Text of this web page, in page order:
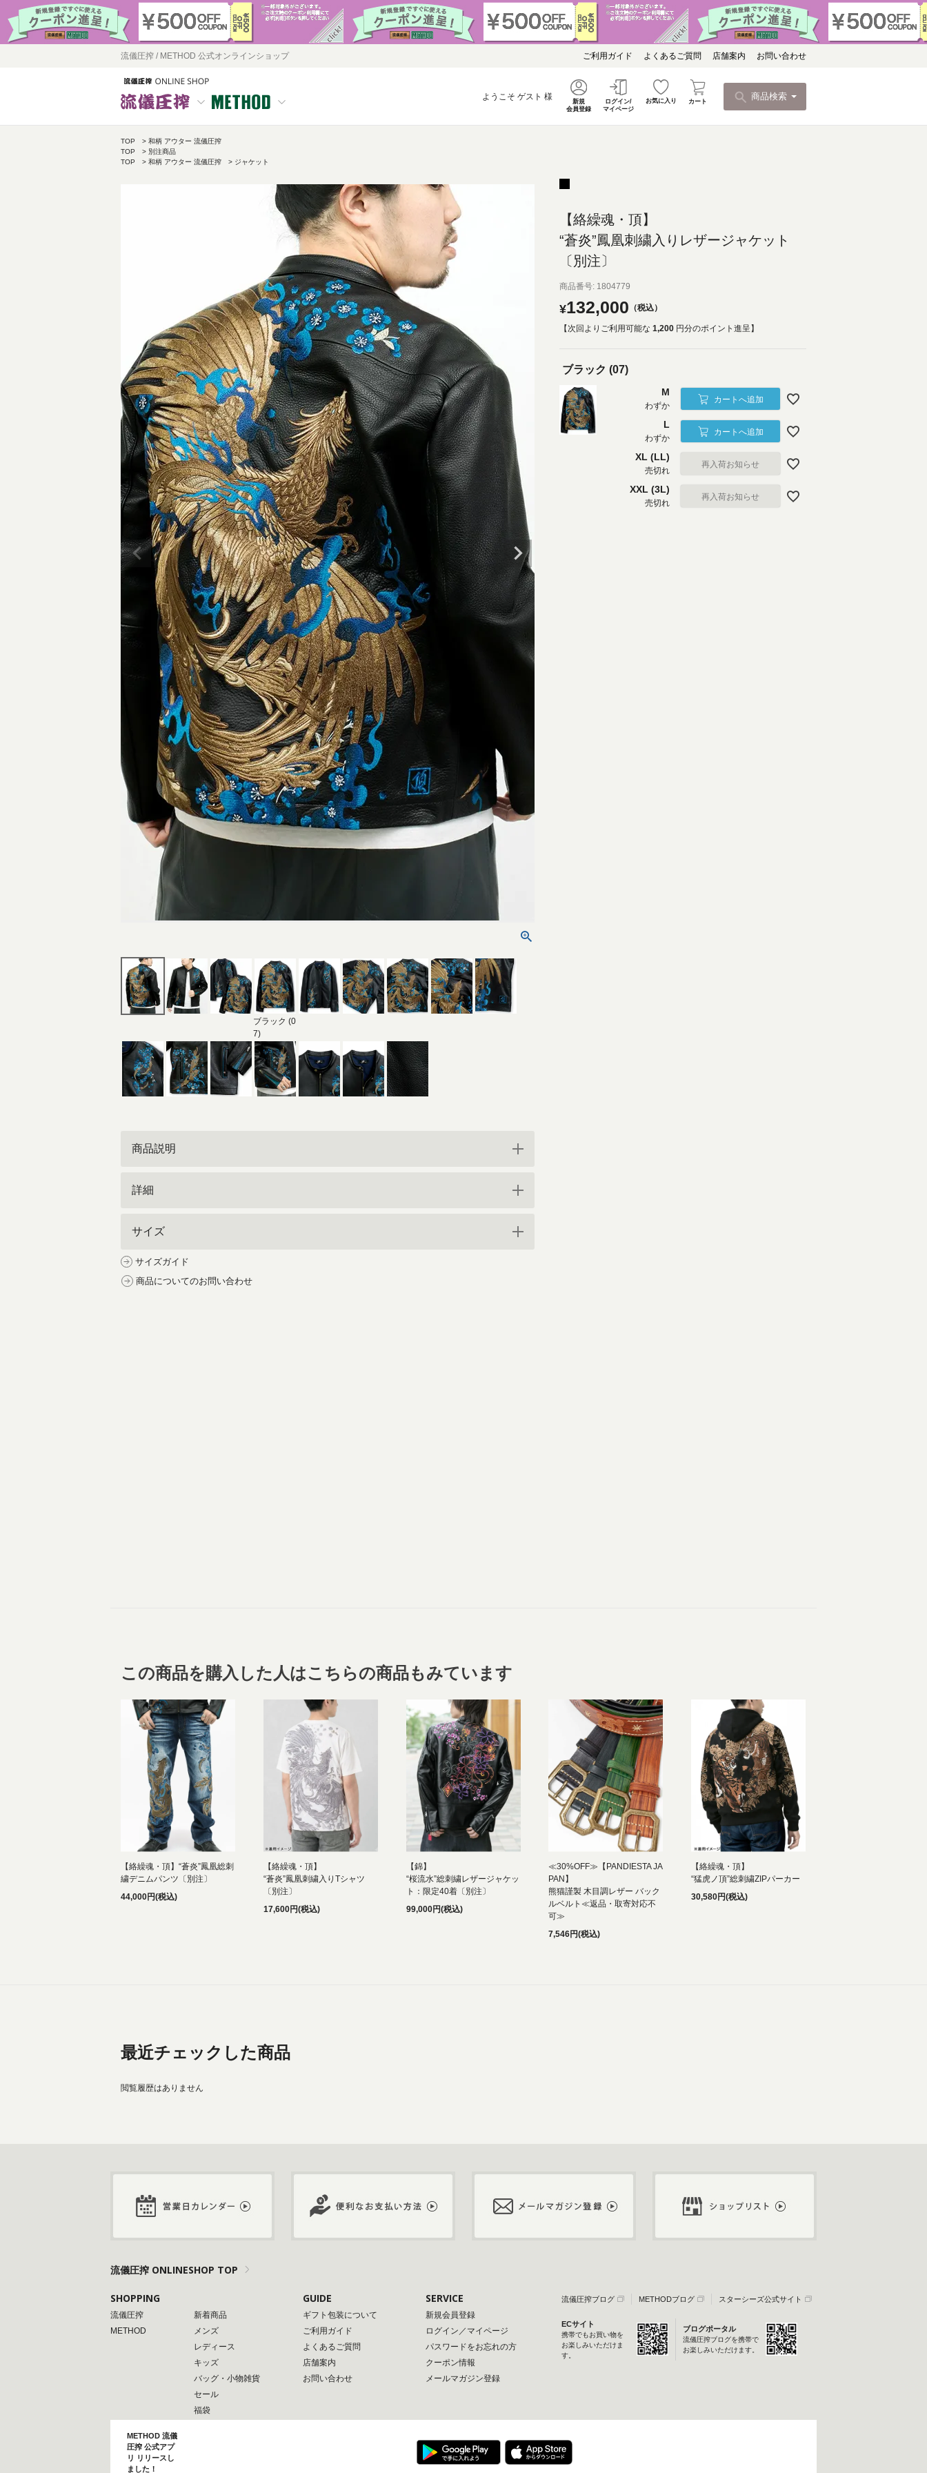
流儀圧搾 / METHOD 公式オンラインショップ ご利用ガイド よくあるご質問 店舗案内 お問い合わせ
ようこそ ゲスト 様
新規
会員登録
ログイン/
マイページ
お気に入り カート 商品検索
TOP
和柄 アウター 流儀圧搾
TOP
別注商品
TOP
和柄 アウター 流儀圧搾 ジャケット
ブラック (0
7)
【絡繰魂・頂】
“蒼炎”鳳凰刺繍入りレザージャケット
〔別注〕
商品番号 1804779
¥132,000 税込
【次回よりご利用可能な 1,200 円分のポイント進呈】
ブラック (07)
M
わずか
カートへ追加
L
わずか
カートへ追加
XL (LL)
売切れ
再入荷お知らせ
XXL (3L)
売切れ
再入荷お知らせ
商品説明
詳細
サイズ
サイズガイド
商品についてのお問い合わせ
この商品を購入した人はこちらの商品もみています
【絡繰魂・頂】“蒼炎”鳳凰総刺
繍デニムパンツ〔別注〕
44,000円(税込)
【絡繰魂・頂】
“蒼炎”鳳凰刺繍入りTシャツ
〔別注〕
17,600円(税込)
【錦】
“桜流水”総刺繍レザージャケッ
ト：限定40着〔別注〕
99,000円(税込)
≪30%OFF≫【PANDIESTA JA
PAN】
熊猫謹製 木目調レザー バック
ルベルト≪返品・取寄対応不
可≫
7,546円(税込)
【絡繰魂・頂】
“猛虎ノ頂”総刺繍ZIPパーカー
30,580円(税込)
最近チェックした商品
閲覧履歴はありません
流儀圧搾 ONLINESHOP TOP
SHOPPING
流儀圧搾
METHOD
新着商品
メンズ
レディース
キッズ
バッグ・小物雑貨
セール
福袋
GUIDE
ギフト包装について
ご利用ガイド
よくあるご質問
店舗案内
お問い合わせ
SERVICE
新規会員登録
ログイン／マイページ
パスワードをお忘れの方
クーポン情報
メールマガジン登録
流儀圧搾ブログ METHODブログ スターシーズ公式サイト
ECサイト
携帯でもお買い物を
お楽しみいただけま
す。
ブログポータル
流儀圧搾ブログを携帯で
お楽しみいただけます。
METHOD 流儀
圧搾 公式アプ
リ リリースし
ました！